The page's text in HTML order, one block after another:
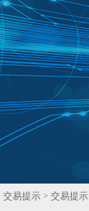
交易提示 > 交易提示